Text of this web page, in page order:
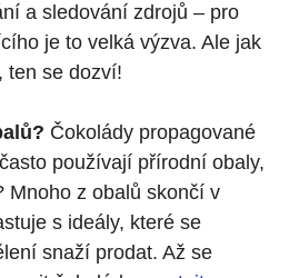
a sledování zdrojů – pro
je to velká výzva. Ale jak
ten se dozví!
Čokolády propagované
používají přírodní obaly,
Mnoho z obalů skončí v
s ideály, které se
snaží prodat. Až se